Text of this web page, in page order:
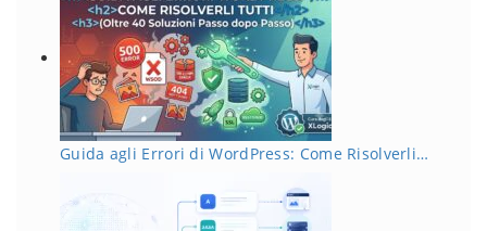
Guida agli Errori di WordPress: Come Risolverli…